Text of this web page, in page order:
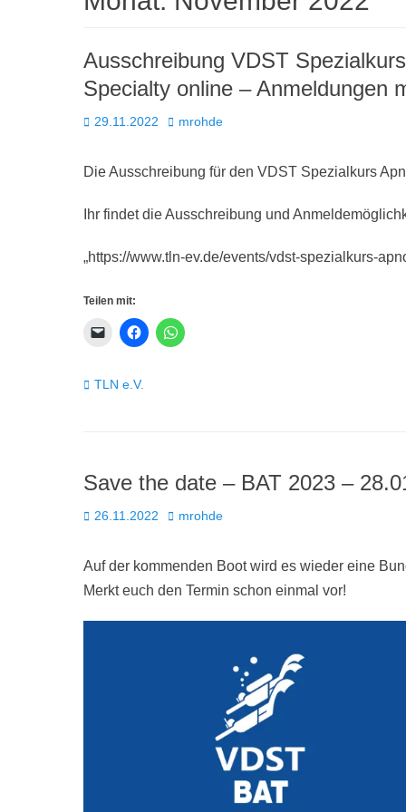
Ausschreibung VDST
Specialty online – Anmeldungen
Posted
29.11.2022 Autor
mrohde
Die Ausschreibung für den VDST Spezialkurs
Ihr findet die Ausschreibung und
„https://www.tln-ev.de/events/vdst-spezialkurs-
Teilen mit:
Kategorien
TLN e.V.
Save the date – BAT 2023 –
Posted
26.11.2022 Autor
mrohde
Auf der kommenden Boot wird es wieder eine
Merkt euch den Termin schon einmal vor!